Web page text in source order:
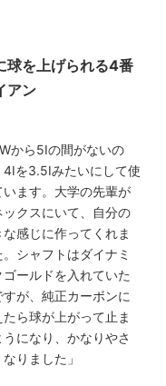
球を上げられる4番
アン
から5Iの間がないの
4Iを3.5Iみたいにして使
います。大学の先輩が
ックスにいて、自分の
な感じに作ってくれま
。シャフトはダイナミ
ゴールドを入れていた
すが、純正カーボンに
たら球が上がって止ま
うになり、かなりやさ
なりました」